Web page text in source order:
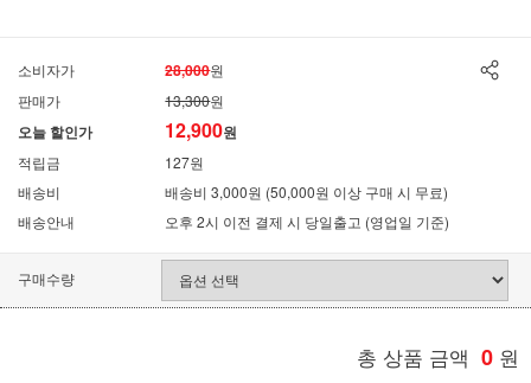
소비자가 28,000원
판매가
13,300원
오늘 할인가 12,900원
적립금
127원
배송비
배송비 3,000원 (50,000원 이상 구매 시 무료)
배송안내
오후 2시 이전 결제 시 당일출고 (영업일 기준)
구매수량
총 상품 금액 0 원